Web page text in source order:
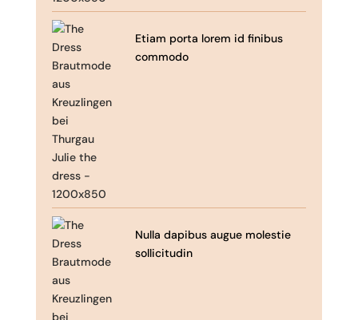
Etiam porta lorem id finibus
commodo
Nulla dapibus augue molestie
sollicitudin